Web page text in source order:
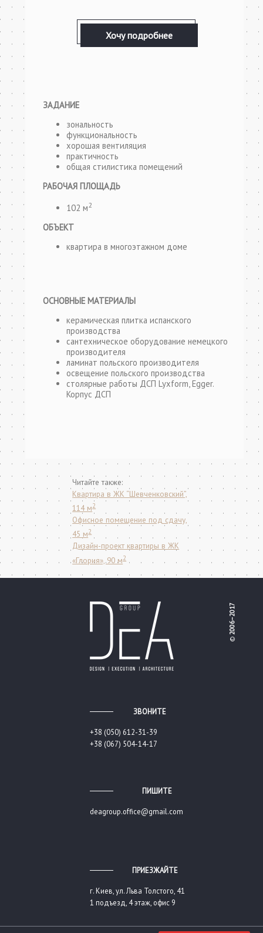
Хочу подробнее
ЗАДАНИЕ
зональность
функциональность
хорошая вентиляция
практичность
общая стилистика помещений
РАБОЧАЯ ПЛОЩАДЬ
102 м2
ОБЪЕКТ
квартира в многоэтажном доме
ОСНОВНЫЕ МАТЕРИАЛЫ
керамическая плитка испанского
производства
сантехническое оборудование немецкого
производителя
ламинат польского производителя
освещение польского производства
столярные работы ДСП Lyxform, Egger.
Корпус ДСП
Квартира в ЖК “Шевченковский”,
114 м2
Офисное помещение под сдачу,
45 м2
Дизайн-проект квартиры в ЖК
«Глория», 90 м2
ЗВОНИТЕ
+38 (050) 612-31-39
+38 (067) 504-14-17
ПИШИТЕ
deagroup.office@gmail.com
ПРИЕЗЖАЙТЕ
г. Киев, ул. Льва Толстого, 41
1 подъезд, 4 этаж, офис 9
©
2006–2017